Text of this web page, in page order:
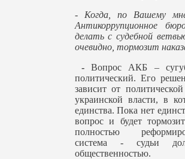
- Когда, по Вашему
Антикоррупционное
делать с судебной
очевидно, тормозит
-Вопрос АКБ –
политический. Его
зависит от
украинской власти, в
единства. Пока нет
вопрос и будет
полностью
система - судьи
общественностью.